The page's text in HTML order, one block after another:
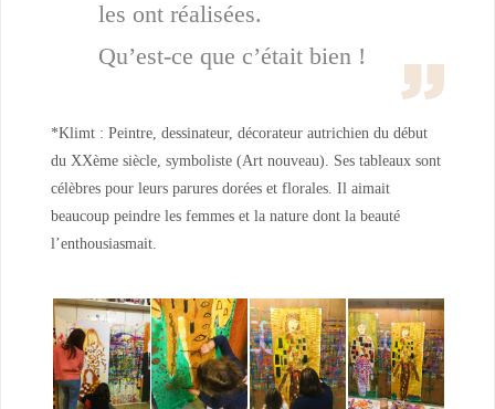
les ont réalisées.
Qu’est-ce que c’était bien !
*Klimt : Peintre, dessinateur, décorateur autrichien du début
du XXème siècle, symboliste (Art nouveau). Ses tableaux sont
célèbres pour leurs parures dorées et florales. Il aimait
beaucoup peindre les femmes et la nature dont la beauté
l’enthousiasmait.